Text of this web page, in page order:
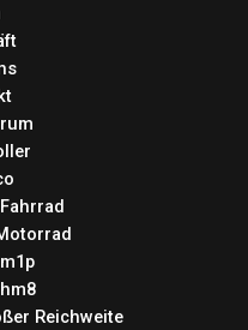
Reichweite